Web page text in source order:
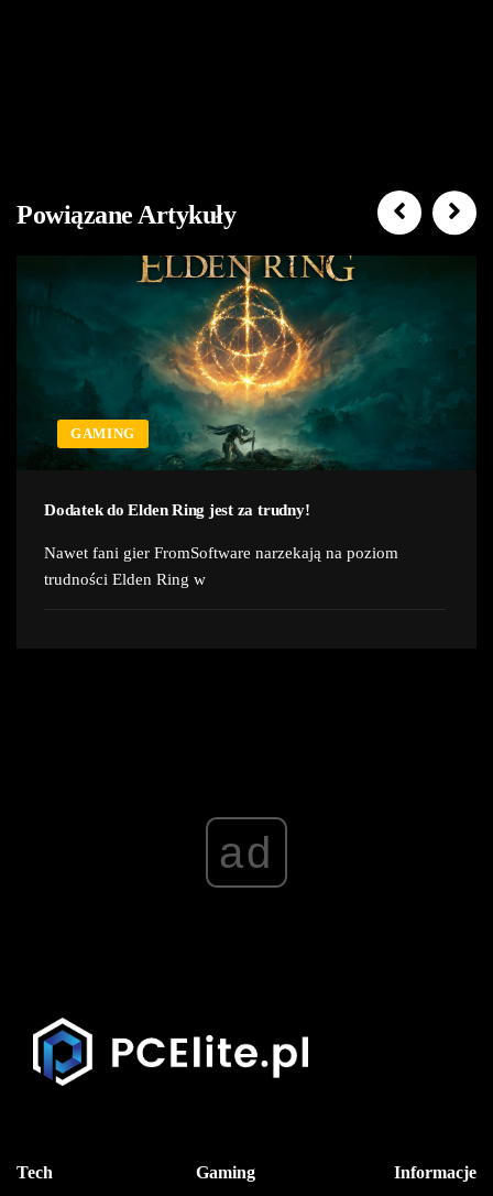
Powiązane Artykuły
GAMING
Dodatek do Elden Ring jest za trudny!
Nawet fani gier FromSoftware narzekają na poziom
trudności Elden Ring w
ad
Tech Gaming Informacje